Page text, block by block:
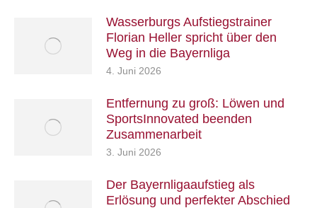
Wasserburgs Aufstiegstrainer
Florian Heller spricht über den
Weg in die Bayernliga
4. Juni 2026
Entfernung zu groß: Löwen und
SportsInnovated beenden
Zusammenarbeit
3. Juni 2026
Der Bayernligaaufstieg als
Erlösung und perfekter Abschied